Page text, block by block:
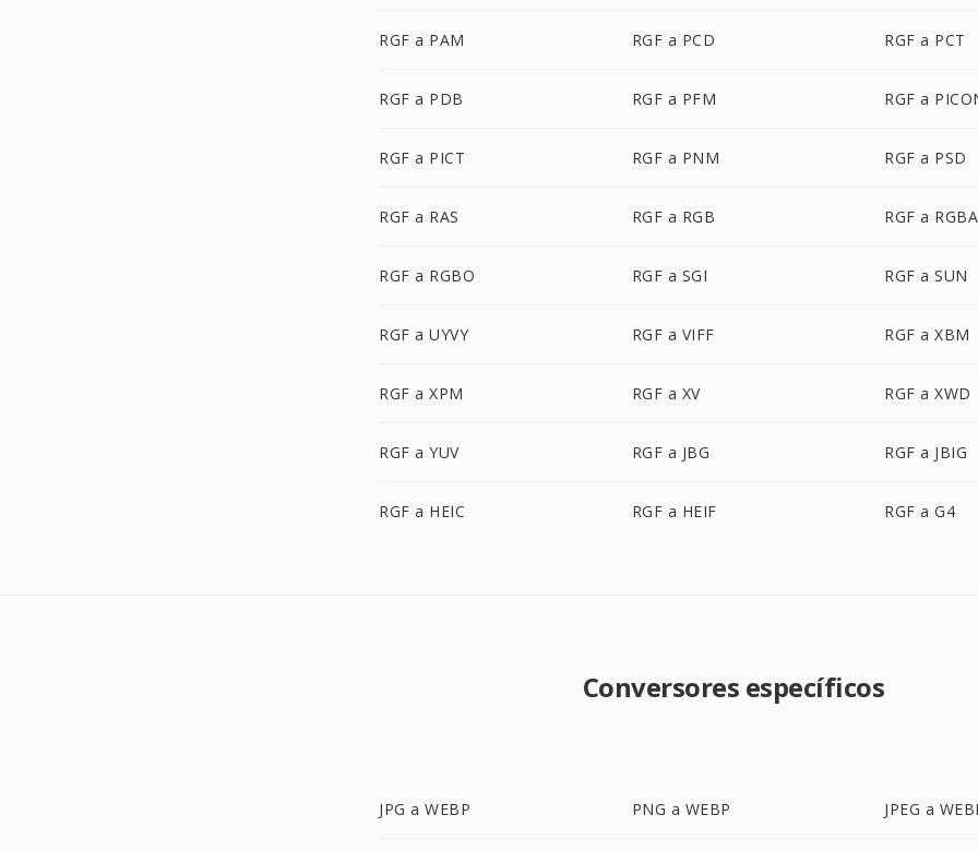
RGF a PAM RGF a PCD RGF a PCT
RGF a PDB RGF a PFM RGF a
RGF a PICT RGF a PNM RGF a PSD
RGF a RAS RGF a RGB RGF a RGBA
RGF a RGBO RGF a SGI RGF a SUN
RGF a UYVY RGF a VIFF RGF a XBM
RGF a XPM RGF a XV RGF a XWD
RGF a YUV RGF a JBG RGF a JBIG
RGF a HEIC RGF a HEIF RGF a G4
Conversores específicos
JPG a WEBP PNG a WEBP JPEG a